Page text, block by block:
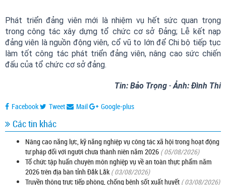
Phát triển đảng viên mới là nhiệm vụ hết sức quan trọng
trong công tác xây dựng tổ chức cơ sở Đảng; Lễ kết nạp
đảng viên là nguồn động viên, cổ vũ to lớn để Chi bộ tiếp tục
làm tốt công tác phát triển đảng viên, nâng cao sức chiến
đấu của tổ chức cơ sở đảng.
Tin: Bảo Trọng - Ảnh: Đình Thi
Facebook Tweet Mail Google-plus
Các tin khác
Nâng cao năng lực, kỹ năng nghiệp vụ công tác xã hội trong hoạt động
tư pháp đối với người chưa thành niên năm 2026 ( 05/08/2026)
Tổ chức tập huấn chuyên môn nghiệp vụ về an toàn thực phẩm năm
2026 trên địa bàn tỉnh Đắk Lắk ( 03/08/2026)
Truyền thông trực tiếp phòng, chống bệnh sốt xuất huyết ( 03/08/2026)